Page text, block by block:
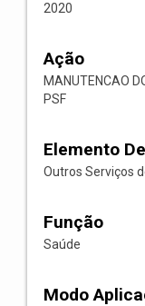
2020
Ação
MANUTENCAO
PSF
Elemento
Outros Serviços
Função
Saúde
Modo